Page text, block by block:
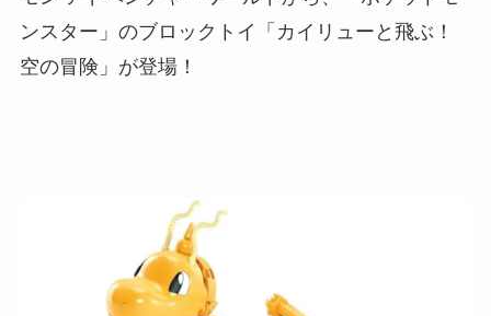
ンスター」のブロックトイ「カイリューと飛ぶ！
空の冒険」が登場！